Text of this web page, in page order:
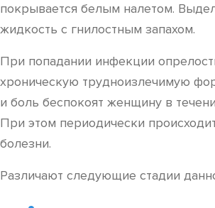
покрывается белым налетом.
жидкость с гнилостным запахом.
При попадании инфекции
хроническую трудноизлечимую
и боль беспокоят женщину в
При этом периодически
болезни.
Различают следующие стадии